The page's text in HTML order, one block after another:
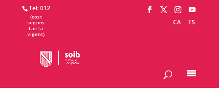
Tel: 012
CA
ES